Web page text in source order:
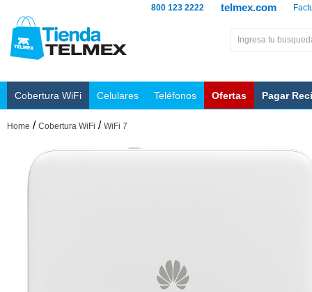
telmex.com
800 123 2222
Cobertura WiFi Celulares Teléfonos Ofertas Pagar
Home / Cobertura WiFi / WiFi 7